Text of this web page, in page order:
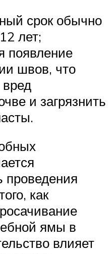
срок обычно
лет;
появление
швов, что
и загрязнить
проведения
как
ямы в
влияет